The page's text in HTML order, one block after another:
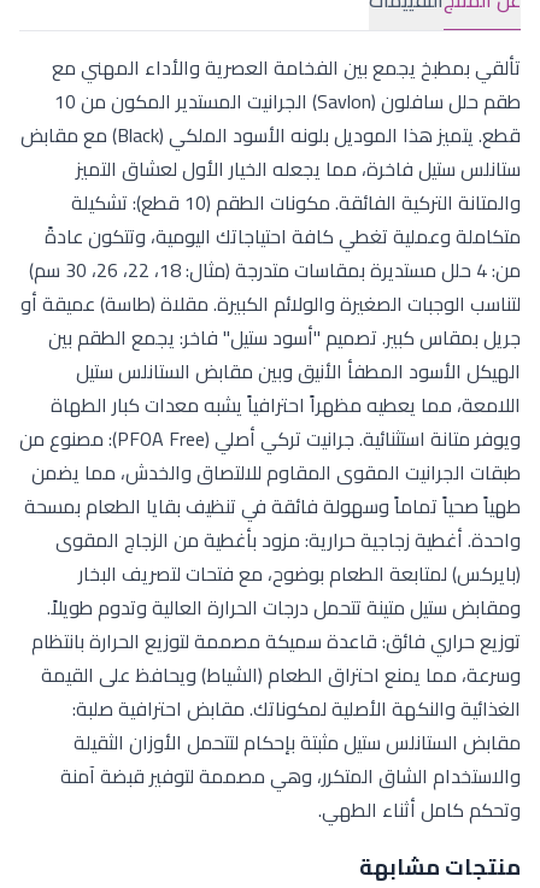
تألقي بمطبخ يجمع بين الفخامة العصرية والأداء المهني مع
طقم حلل سافلون (Savlon) الجرانيت المستدير المكون من 10
قطع. يتميز هذا الموديل بلونه الأسود الملكي (Black) مع مقابض
ستانلس ستيل فاخرة، مما يجعله الخيار الأول لعشاق التميز
والمتانة التركية الفائقة. مكونات الطقم (10 قطع): تشكيلة
متكاملة وعملية تغطي كافة احتياجاتك اليومية، وتتكون عادةً
من: 4 حلل مستديرة بمقاسات متدرجة (مثال: 18، 22، 26، 30 سم)
لتناسب الوجبات الصغيرة والولائم الكبيرة. مقلاة (طاسة) عميقة أو
جريل بمقاس كبير. تصميم "أسود ستيل" فاخر: يجمع الطقم بين
الهيكل الأسود المطفأ الأنيق وبين مقابض الستانلس ستيل
اللامعة، مما يعطيه مظهراً احترافياً يشبه معدات كبار الطهاة
ويوفر متانة استثنائية. جرانيت تركي أصلي (PFOA Free): مصنوع من
طبقات الجرانيت المقوى المقاوم للالتصاق والخدش، مما يضمن
طهياً صحياً تماماً وسهولة فائقة في تنظيف بقايا الطعام بمسحة
واحدة. أغطية زجاجية حرارية: مزود بأغطية من الزجاج المقوى
(بايركس) لمتابعة الطعام بوضوح، مع فتحات لتصريف البخار
ومقابض ستيل متينة تتحمل درجات الحرارة العالية وتدوم طويلاً.
توزيع حراري فائق: قاعدة سميكة مصممة لتوزيع الحرارة بانتظام
وسرعة، مما يمنع احتراق الطعام (الشياط) ويحافظ على القيمة
الغذائية والنكهة الأصلية لمكوناتك. مقابض احترافية صلبة:
مقابض الستانلس ستيل مثبتة بإحكام لتتحمل الأوزان الثقيلة
والاستخدام الشاق المتكرر، وهي مصممة لتوفير قبضة آمنة
وتحكم كامل أثناء الطهي.
منتجات مشابهة